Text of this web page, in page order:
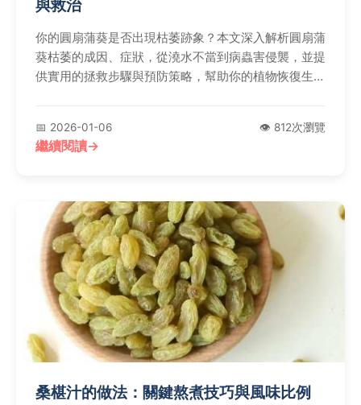
與救治
你的圓扇蒲葵是否出現枯萎跡象？本文深入解析圓扇蒲
葵枯萎的成因、症狀，從澆水不當到病蟲害侵襲，並提
供實用的拯救步驟與預防策略，幫助你的植物恢復生
📅 2026-01-06 👁️ 812次瀏覽
繼續閱讀
桑椹汁的做法：關鍵熬煮技巧與風味比例